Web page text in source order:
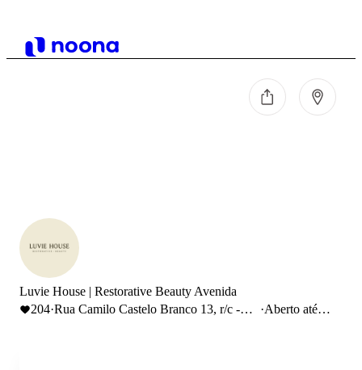
Luvie House | Restorative Beauty Avenida
204·Rua Camilo Castelo Branco 13, r/c -
·Aberto até